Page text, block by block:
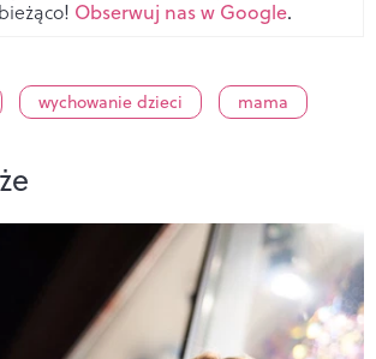
Obserwuj nas w Google.
wychowanie dzieci mama